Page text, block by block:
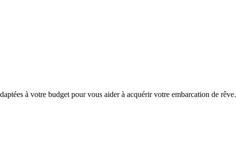
à votre budget pour vous aider à acquérir votre embarcation de rêve.